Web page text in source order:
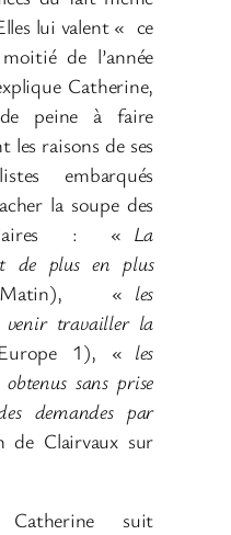
lui valent « ce
de l’année
Catherine,
peine à faire
les raisons de ses
embarqués
la soupe des
: « La
de plus en plus
Matin), « les
venir travailler la
1), « les
sans prise
demandes par
de Clairvaux sur
Catherine suit